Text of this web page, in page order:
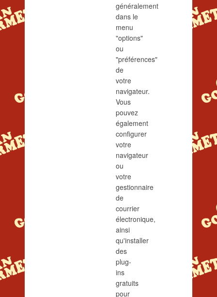
généralement
dans le
menu
"options"
ou
"préférences"
de
votre
navigateur.
Vous
pouvez
également
configurer
votre
navigateur
ou
votre
gestionnaire
de
courrier
électronique,
ainsi
qu'installer
des
plug-
ins
gratuits
pour